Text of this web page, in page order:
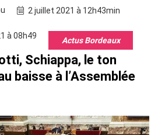
2 juillet 2021 à 12h43min
à 08h49 Actus Bordeaux
Schiappa, le ton
baisse à l’Assemblée